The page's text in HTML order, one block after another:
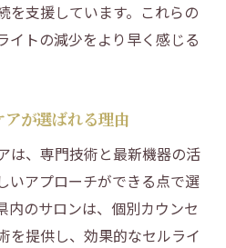
を支援しています。これらの
イトの減少をより早く感じる
が選ばれる理由
は、専門技術と最新機器の活
いアプローチができる点で選
内のサロンは、個別カウンセ
を提供し、効果的なセルライ